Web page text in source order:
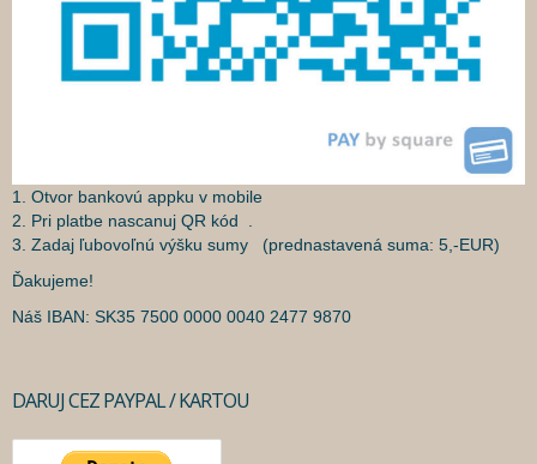
1. Otvor bankovú appku v mobile
2. Pri platbe nascanuj QR kód .
3. Zadaj ľubovoľnú výšku sumy (prednastavená suma: 5,-EUR)
Ďakujeme!
Náš IBAN: SK35 7500 0000 0040 2477 9870
DARUJ CEZ PAYPAL / KARTOU